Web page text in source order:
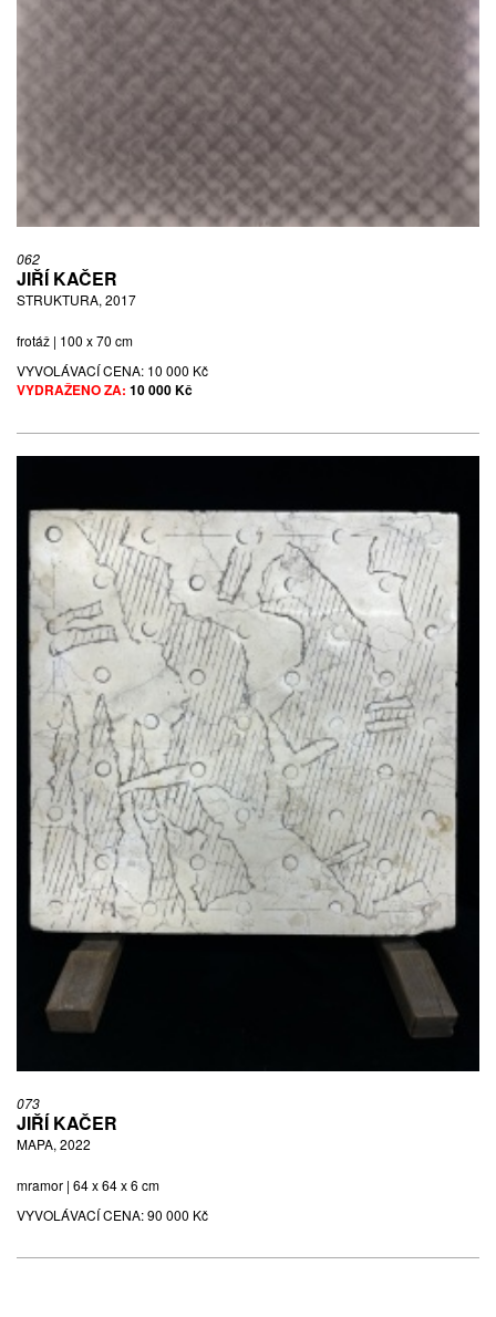
062
JIŘÍ KAČER
STRUKTURA, 2017
frotáž | 100 x 70 cm
VYVOLÁVACÍ CENA: 10 000 Kč
VYDRAŽENO ZA: 10 000 Kč
073
JIŘÍ KAČER
MAPA, 2022
mramor | 64 x 64 x 6 cm
VYVOLÁVACÍ CENA:90 000 Kč